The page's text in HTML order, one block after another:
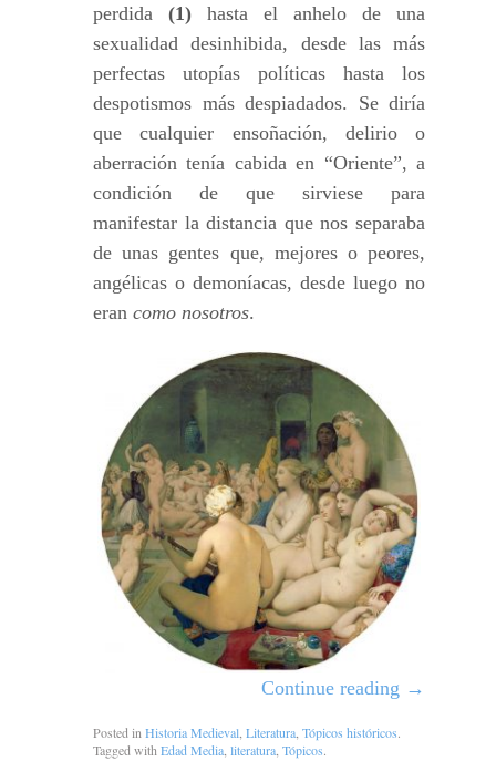
perdida (1) hasta el anhelo de una
sexualidad desinhibida, desde las más
perfectas utopías políticas hasta los
despotismos más despiadados. Se diría
que cualquier ensoñación, delirio o
aberración tenía cabida en “Oriente”, a
condición de que sirviese para
manifestar la distancia que nos separaba
de unas gentes que, mejores o peores,
angélicas o demoníacas, desde luego no
eran como nosotros.
Continue reading →
Posted in Historia Medieval Literatura Tópicos históricos.
Tagged with Edad Media literatura Tópicos.